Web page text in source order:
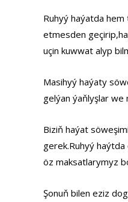
Ruhyý haýatda
etmesden
uçin kuwwat alyp
Masihyý haýaty
gelýan ýaňlyşlar
Biziň haýat
gerek.Ruhyý
öz maksatlarymyz
Şonuň bilen eziz